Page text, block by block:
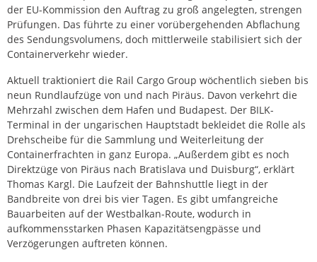
der EU-Kommission den Auftrag zu groß angelegten, strengen
Prüfungen. Das führte zu einer vorübergehenden Abflachung
des Sendungsvolumens, doch mittlerweile stabilisiert sich der
Containerverkehr wieder.
Aktuell traktioniert die Rail Cargo Group wöchentlich sieben bis
neun Rundlaufzüge von und nach Piräus. Davon verkehrt die
Mehrzahl zwischen dem Hafen und Budapest. Der BILK-
Terminal in der ungarischen Hauptstadt bekleidet die Rolle als
Drehscheibe für die Sammlung und Weiterleitung der
Containerfrachten in ganz Europa. „Außerdem gibt es noch
Direktzüge von Piräus nach Bratislava und Duisburg“, erklärt
Thomas Kargl. Die Laufzeit der Bahnshuttle liegt in der
Bandbreite von drei bis vier Tagen. Es gibt umfangreiche
Bauarbeiten auf der Westbalkan-Route, wodurch in
aufkommensstarken Phasen Kapazitätsengpässe und
Verzögerungen auftreten können.